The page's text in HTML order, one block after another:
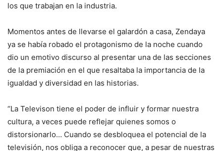
los que trabajan en la industria.
Momentos antes de llevarse el galardón a casa, Zendaya
ya se había robado el protagonismo de la noche cuando
dio un emotivo discurso al presentar una de las secciones
de la premiación en el que resaltaba la importancia de la
igualdad y diversidad en las historias.
“La Televison tiene el poder de influir y formar nuestra
cultura, a veces puede reflejar quienes somos o
distorsionarlo… Cuando se desbloquea el potencial de la
televisión, nos obliga a reconocer que, a pesar de nuestras